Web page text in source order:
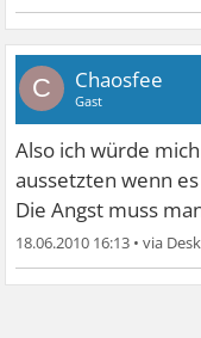
C Chaosfee
Gast
Also ich würde
aussetzten wenn
Die Angst muss
18.06.2010 16:13 •